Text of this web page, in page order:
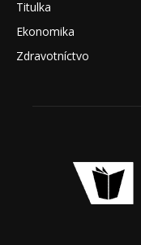
Titulka
Ekonomika
Zdravotníctvo